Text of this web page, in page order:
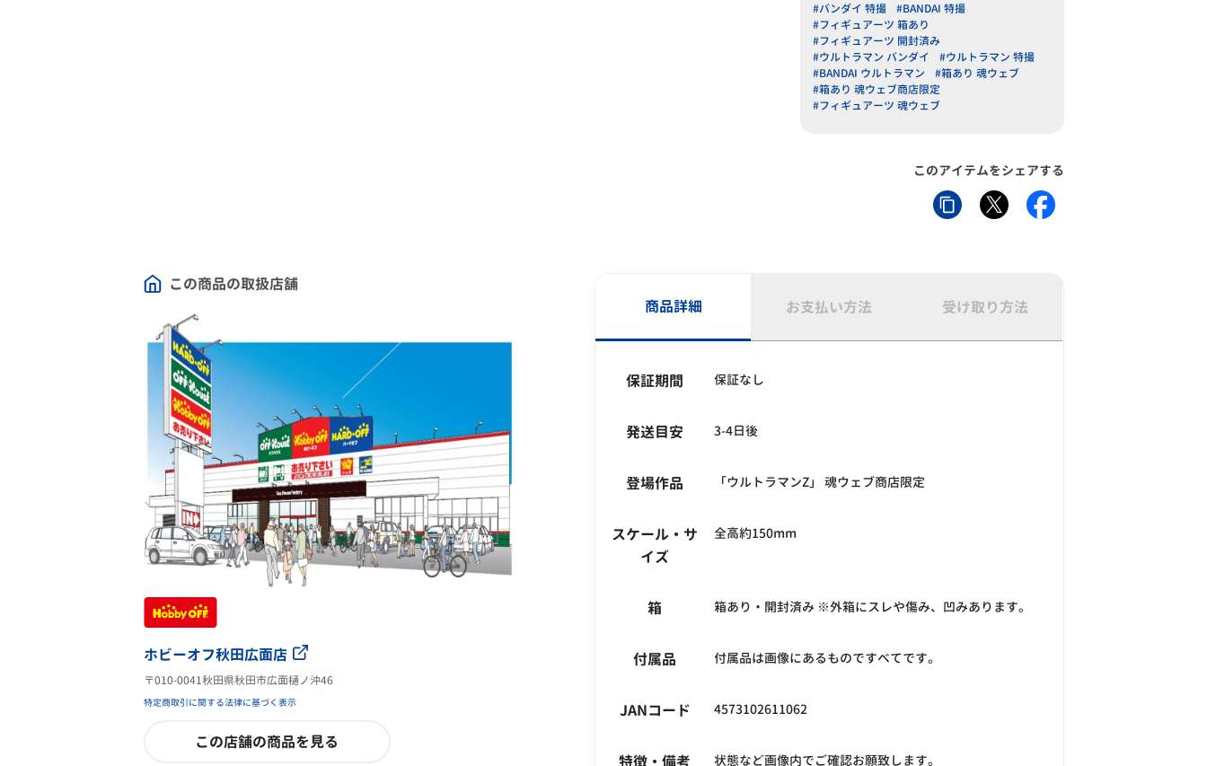
#バンダイ 特撮
#BANDAI 特撮
#フィギュアーツ 箱あり
#フィギュアーツ 開封済み
#ウルトラマン バンダイ
#ウルトラマン 特撮
#BANDAI ウルトラマン
#箱あり 魂ウェブ
#箱あり 魂ウェブ商店限定
#フィギュアーツ 魂ウェブ
このアイテムをシェアする
この商品の取扱店舗
ホビーオフ秋田広面店
〒010-0041秋田県秋田市広面樋ノ沖46
特定商取引に関する法律に基づく表示
この店舗の商品を見る
商品詳細 お支払い方法 受け取り方法
保証期間 保証なし
発送目安 3-4日後
登場作品 「ウルトラマンZ」 魂ウェブ商店限定
スケール・サ
イズ
全高約150mm
箱 箱あり・開封済み ※外箱にスレや傷み、凹みあります。
付属品 付属品は画像にあるものですべてです。
JANコード 4573102611062
特徴・備考 状態など画像内でご確認お願致します。